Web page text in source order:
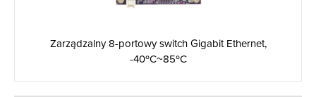
Zarządzalny 8-portowy switch Gigabit Ethernet,
-40ºC~85ºC